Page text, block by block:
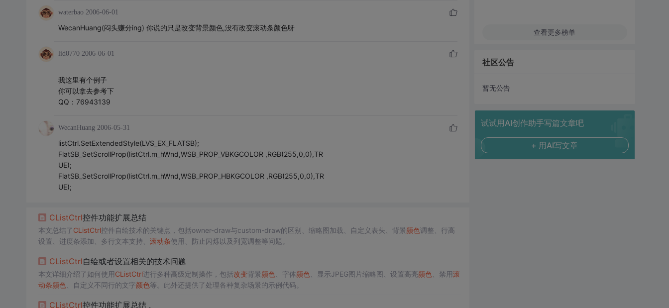
waterbao 2006-06-01
WecanHuang(闷头赚分ing) 你说的只是改变背景颜色,没有改变滚动条颜色呀
lid0770 2006-06-01
我这里有个例子
你可以拿去参考下
QQ：76943139
WecanHuang 2006-05-31
listCtrl.SetExtendedStyle(LVS_EX_FLATSB);
FlatSB_SetScrollProp(listCtrl.m_hWnd,WSB_PROP_VBKGCOLOR ,RGB(255,0,0),TR
UE);
FlatSB_SetScrollProp(listCtrl.m_hWnd,WSB_PROP_HBKGCOLOR ,RGB(255,0,0),TR
UE);
CListCtrl控件功能扩展总结
本文总结了CListCtrl控件自绘技术的关键点，包括owner-draw与custom-draw的区别、缩略图加载、自定义表头、背景 颜色调整、行高
设置、进度条添加、多行文本支持、 滚动条使用、防止闪烁以及列宽调整等问题。
CListCtrl自绘或者设置相关的技术问题
本文详细介绍了如何使用CListCtrl进行多种高级定制操作，包括改变背景 颜色、字体颜色、显示JPEG图片缩略图、设置高亮颜色、禁用滚
动条颜色、自定义不同行的文字颜色等。此外还提供了处理各种复杂场景的示例代码。
CListCtrl控件功能扩展总结 .
查看更多榜单
社区公告
暂无公告
试试用AI创作助手写篇文章吧
+ 用AI写文章